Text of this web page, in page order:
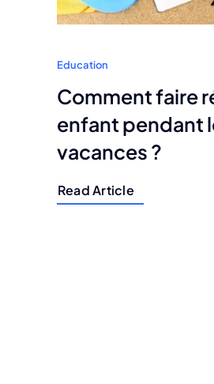
Education
Comment faire
enfant pendant
vacances ?
Read Article